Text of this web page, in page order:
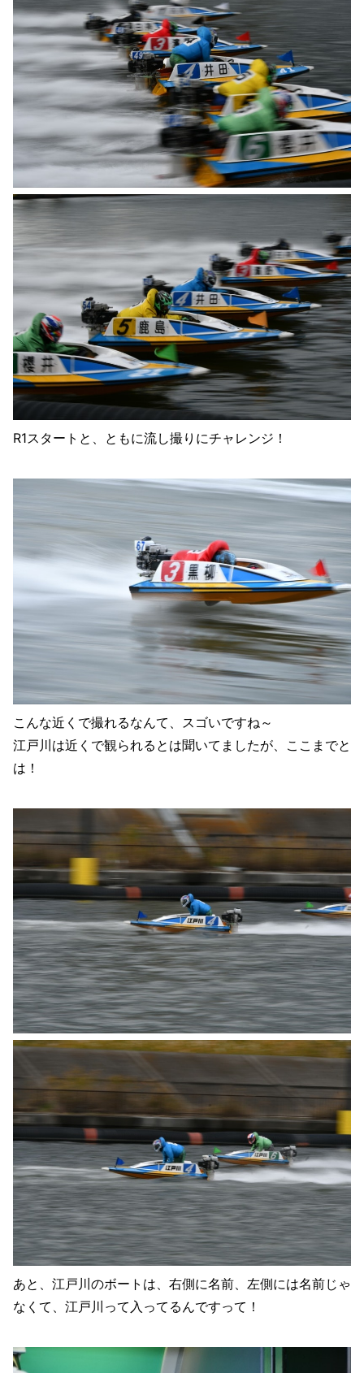
R1スタートと、ともに流し撮りにチャレンジ！
こんな近くで撮れるなんて、スゴいですね～
江戸川は近くで観られるとは聞いてましたが、ここまでと
は！
あと、江戸川のボートは、右側に名前、左側には名前じゃ
なくて、江戸川って入ってるんですって！